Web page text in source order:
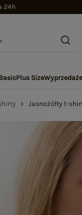
24h
Plus SizeWyprzedaże
Jasnożółty t-